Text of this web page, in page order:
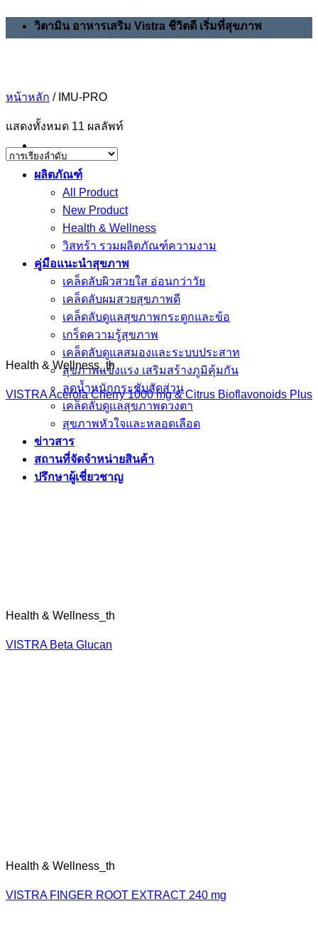
วิตามิน อาหารเสริม Vistra ชีวิตดี เริ่มที่สุขภาพ
ผลิตภัณฑ์
All Product
New Product
Health & Wellness
วิสทร้า รวมผลิตภัณฑ์ความงาม
คู่มือแนะนำสุขภาพ
เคล็ดลับผิวสวยใส อ่อนกว่าวัย
เคล็ดลับผมสวยสุขภาพดี
เคล็ดลับดูแลสุขภาพกระดูกและข้อ
เกร็ดความรู้สุขภาพ
เคล็ดลับดูแลสมองและระบบประสาท
สุขภาพแข็งแรง เสริมสร้างภูมิคุ้มกัน
ลดน้ำหนักกระชับสัดส่วน
เคล็ดลับดูแลสุขภาพดวงตา
สุขภาพหัวใจและหลอดเลือด
ข่าวสาร
สถานที่จัดจำหน่ายสินค้า
ปรึกษาผู้เชี่ยวชาญ
หน้าหลัก /IMU-PRO
แสดงทั้งหมด 11 ผลลัพท์
Health & Wellness_th
VISTRA Acerola Cherry 1000 mg & Citrus Bioflavonoids Plus
Health & Wellness_th
VISTRA Beta Glucan
Health & Wellness_th
VISTRA FINGER ROOT EXTRACT 240 mg